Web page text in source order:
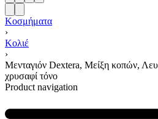
Κοσμήματα
›
Κολιέ
›
Μενταγιόν Dextera, Μείξη κοπών,
χρυσαφί τόνο
Product navigation